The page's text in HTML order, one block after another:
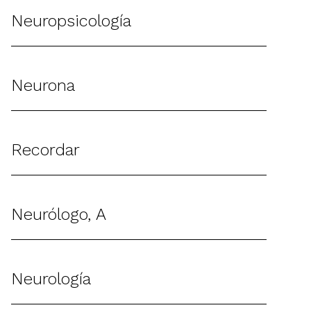
Neuropsicología
Neurona
Recordar
Neurólogo, A
Neurología